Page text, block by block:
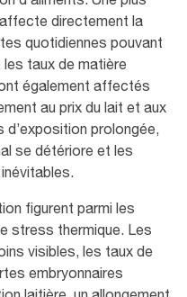
directement la
quotidiennes pouvant
taux de matière
également affectés
au prix du lait et aux
d’exposition prolongée,
se détériore et les
figurent parmi les
stress thermique. Les
visibles, les taux de
embryonnaires